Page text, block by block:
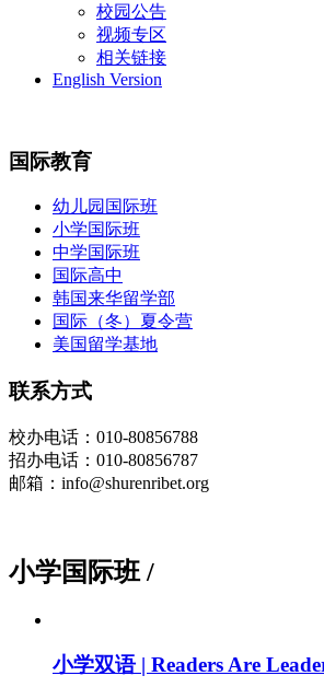
校园公告
视频专区
相关链接
English Version
国际教育
幼儿园国际班
小学国际班
中学国际班
国际高中
韩国来华留学部
国际（冬）夏令营
美国留学基地
联系方式
校办电话 ：010-80856788
招办电话：010-80856787
邮箱：info@shurenribet.org
小学国际班/
小学双语 | Readers Are